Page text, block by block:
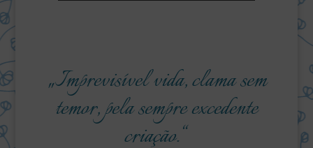
„Imprevisível vida, clama sem
temor, pela sempre excedente
criação.“